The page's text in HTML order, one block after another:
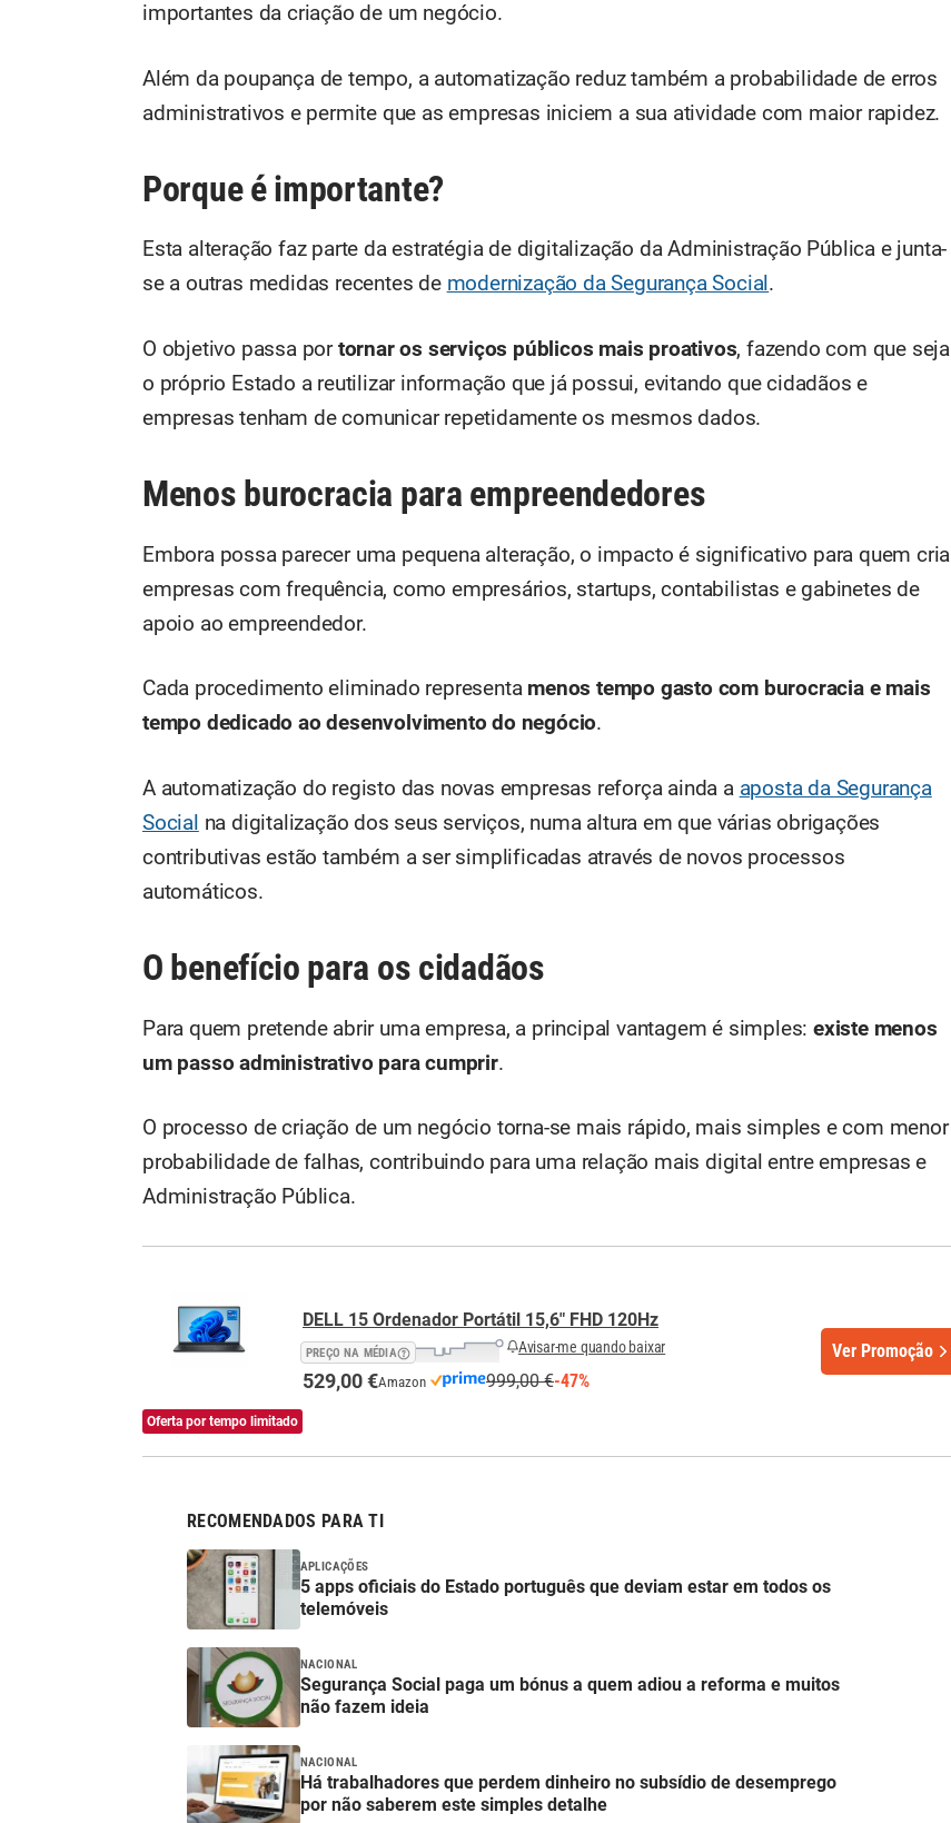
importantes da criação de um negócio.
Além da poupança de tempo, a automatização reduz também a probabilidade de erros
administrativos e permite que as empresas iniciem a sua atividade com maior rapidez.
Porque é importante?
Esta alteração faz parte da estratégia de digitalização da Administração Pública e junta-
se a outras medidas recentes de modernização da Segurança Social .
O objetivo passa portornar os serviços públicos mais proativos, fazendo com que seja
o próprio Estado a reutilizar informação que já possui, evitando que cidadãos e
empresas tenham de comunicar repetidamente os mesmos dados.
Menos burocracia para empreendedores
Embora possa parecer uma pequena alteração, o impacto é significativo para quem cria
empresas com frequência, como empresários, startups, contabilistas e gabinetes de
apoio ao empreendedor.
Cada procedimento eliminado representa menos tempo gasto com burocracia e mais
tempo dedicado ao desenvolvimento do negócio.
A automatização do registo das novas empresas reforça ainda a aposta da Segurança
Social na digitalização dos seus serviços, numa altura em que várias obrigações
contributivas estão também a ser simplificadas através de novos processos
automáticos.
O benefício para os cidadãos
Para quem pretende abrir uma empresa, a principal vantagem é simples: existe menos
um passo administrativo para cumprir.
O processo de criação de um negócio torna-se mais rápido, mais simples e com menor
probabilidade de falhas, contribuindo para uma relação mais digital entre empresas e
Administração Pública.
Oferta por tempo limitado
DELL 15 Ordenador Portátil 15,6" FHD 120Hz
PREÇO NA MÉDIA Avisar-me quando baixar
529,00 €Amazon 999,00 €-47%
Ver Promoção
RECOMENDADOS PARA TI
APLICAÇÕES
5 apps oficiais do Estado português que deviam estar em todos os
telemóveis
NACIONAL
Segurança Social paga um bónus a quem adiou a reforma e muitos
não fazem ideia
NACIONAL
Há trabalhadores que perdem dinheiro no subsídio de desemprego
por não saberem este simples detalhe